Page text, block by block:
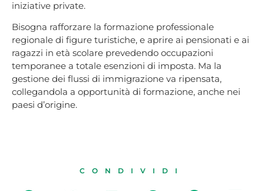
iniziative private.
Bisogna rafforzare la formazione professionale
regionale di figure turistiche, e aprire ai pensionati e ai
ragazzi in età scolare prevedendo occupazioni
temporanee a totale esenzioni di imposta. Ma la
gestione dei flussi di immigrazione va ripensata,
collegandola a opportunità di formazione, anche nei
paesi d’origine.
CONDIVIDI